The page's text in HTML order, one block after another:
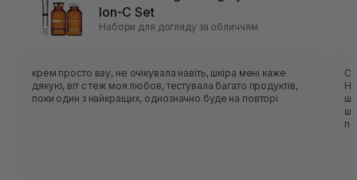
Ion-C Set
Набори для догляду за обличчям
крем просто вау, не очікувала навіть, шкіра мені каже
дякую, віт с теж моя любов, тестувала багато продуктів,
поки один з найкращих, однозначно буде на повторі